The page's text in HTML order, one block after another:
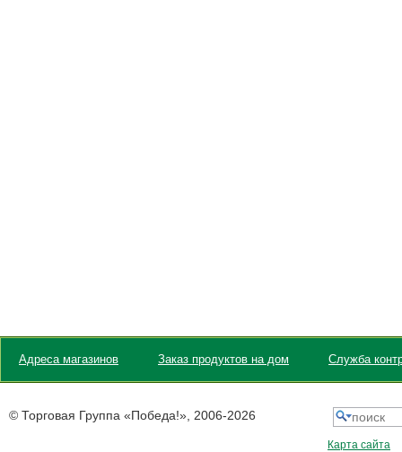
Адреса магазинов Заказ продуктов на дом Служба
© Торговая Группа «Победа!», 2006-2026
Карта сайта